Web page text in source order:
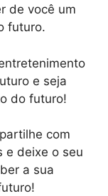
de você um
futuro.
e seja
do futuro!
com
e deixe o seu
a sua